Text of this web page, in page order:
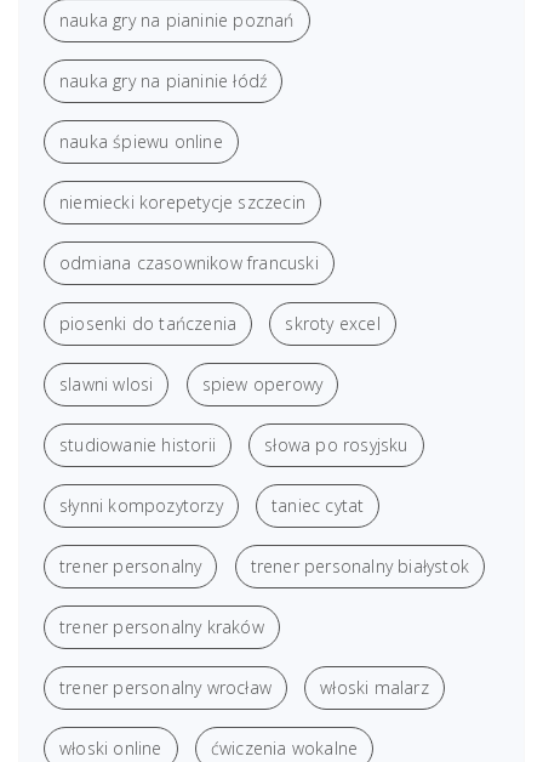
nauka gry na pianinie poznań
nauka gry na pianinie łódź
nauka śpiewu online
niemiecki korepetycje szczecin
odmiana czasownikow francuski
piosenki do tańczenia skroty excel
slawni wlosi spiew operowy
studiowanie historii słowa po rosyjsku
słynni kompozytorzy taniec cytat
trener personalny trener personalny białystok
trener personalny kraków
trener personalny wrocław włoski malarz
włoski online ćwiczenia wokalne